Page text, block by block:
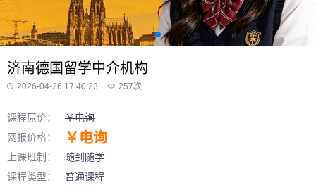
济南德国留学中介机构
2026-04-26 17:40:23 257次
课程原价：
￥电询
网报价格：
￥电询
上课班制：
随到随学
课程类型：
普通课程